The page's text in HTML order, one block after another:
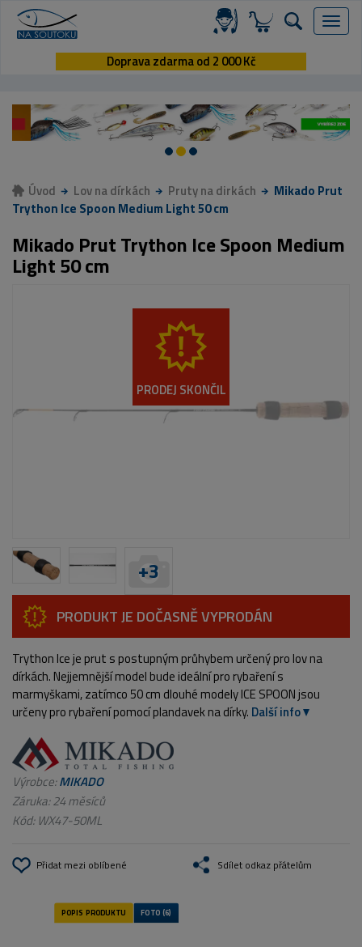
Menu
Doprava zdarma od 2 000 Kč
Úvod Lov na dírkách Pruty na dirkách
Mikado Prut
Trython Ice Spoon Medium Light 50 cm
Mikado Prut Trython Ice Spoon Medium
Light 50 cm
+3
PRODEJ SKONČIL
PRODUKT JE DOČASNĚ VYPRODÁN
Trython Ice je prut s postupným průhybem určený pro lov na
dírkách. Nejjemnější model bude ideální pro rybaření s
marmyškami, zatímco 50 cm dlouhé modely ICE SPOON jsou
určeny pro rybaření pomocí plandavek na dírky. Další info
Výrobce:MIKADO
Záruka: 24 měsíců
Kód:WX47-50ML
Přidat mezi oblíbené Sdílet odkaz přátelům